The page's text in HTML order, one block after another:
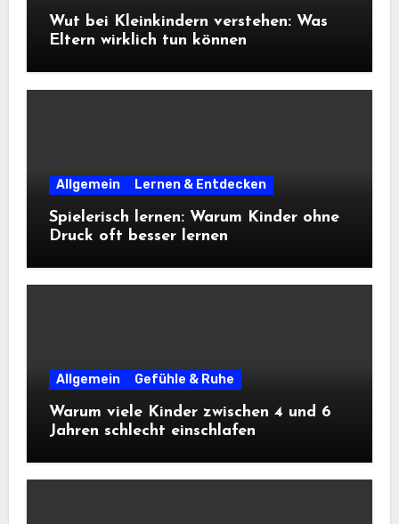
Wut bei Kleinkindern verstehen: Was
Eltern wirklich tun können
Allgemein Lernen & Entdecken
Spielerisch lernen: Warum Kinder ohne
Druck oft besser lernen
Allgemein Gefühle & Ruhe
Warum viele Kinder zwischen 4 und 6
Jahren schlecht einschlafen